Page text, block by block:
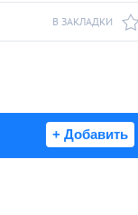
В ЗАКЛАДКИ
+ Добавить